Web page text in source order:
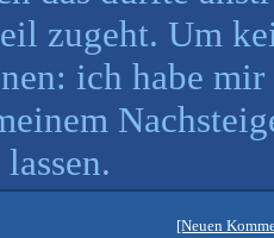
zugeht. Um
ich habe
[Neuen